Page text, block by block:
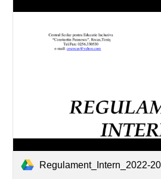
Regulament_Intern_2022-